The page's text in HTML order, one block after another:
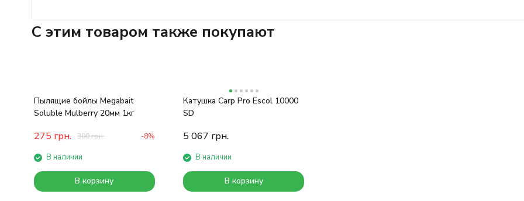
C этим товаром также покупают
Пылящие бойлы Megabait
Soluble Mulberry 20мм 1кг
275 грн. 300грн. -8%
В наличии
В корзину
Катушка Carp Pro Escol 10000
SD
5 067 грн.
В наличии
В корзину